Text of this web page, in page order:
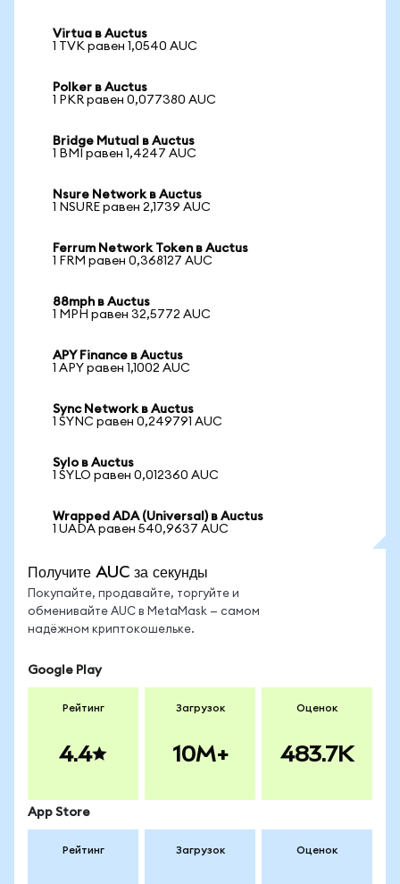
Virtua в Auctus
1 TVK равен 1,0540 AUC
Polker в Auctus
1 PKR равен 0,077380 AUC
Bridge Mutual в Auctus
1 BMI равен 1,4247 AUC
Nsure Network в Auctus
1 NSURE равен 2,1739 AUC
Ferrum Network Token в Auctus
1 FRM равен 0,368127 AUC
88mph в Auctus
1 MPH равен 32,5772 AUC
APY Finance в Auctus
1 APY равен 1,1002 AUC
Sync Network в Auctus
1 SYNC равен 0,249791 AUC
Sylo в Auctus
1 SYLO равен 0,012360 AUC
Wrapped ADA (Universal) в Auctus
1 UADA равен 540,9637 AUC
Получите AUC за секунды
Покупайте, продавайте, торгуйте и
обменивайте AUC в MetaMask — самом
надёжном криптокошельке.
Google Play
Рейтинг
4.4
Загрузок
10M+
Оценок
483.7K
App Store
Рейтинг Загрузок Оценок